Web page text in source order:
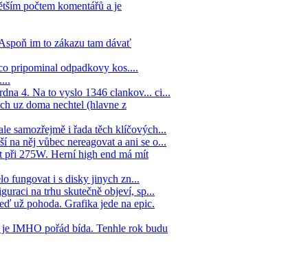
počtem komentářů a je
im to zákazu tam dávať
pripominal odpadkovy kos....
4. Na to vyslo 1346 clankov... ci...
uz doma nechtel (hlavne z
samozřejmě i řada těch klíčových...
něj vůbec nereagovat a ani se o...
při 275W. Herní high end má mít
fungovat i s disky jinych zn...
na trhu skutečně objeví, sp...
už pohoda. Grafika jede na epic.
IMHO pořád bída. Tenhle rok budu